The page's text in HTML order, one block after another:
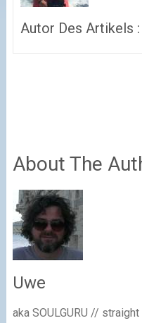
Autor Des Artikels :
About The
Uwe
aka SOULGURU //